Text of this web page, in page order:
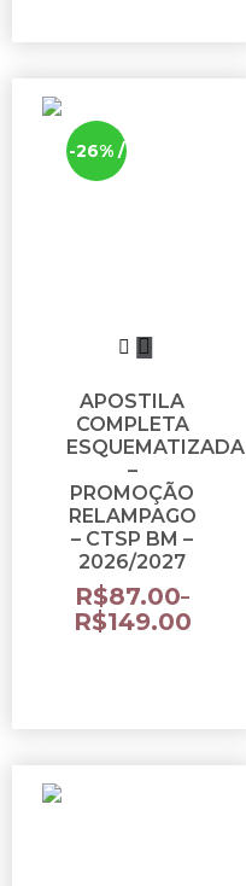
-26% /
APOSTILA
COMPLETA
ESQUEMATIZADA
–
PROMOÇÃO
RELAMPAGO
– CTSP BM –
2026/2027
R$87.00–
R$149.00